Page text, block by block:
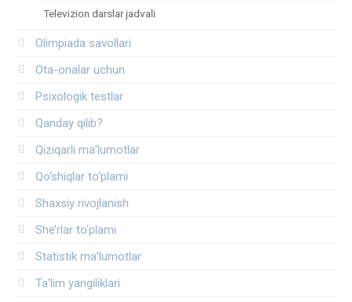
Televizion darslar jadvali
Olimpiada savollari
Ota-onalar uchun
Psixologik testlar
Qanday qilib?
Qiziqarli ma’lumotlar
Qo‘shiqlar to‘plami
Shaxsiy rivojlanish
She’rlar to‘plami
Statistik ma’lumotlar
Ta’lim yangiliklari